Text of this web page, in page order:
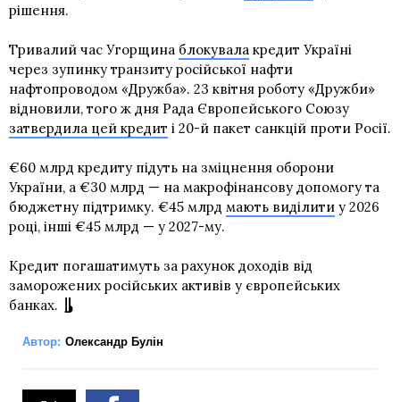
рішення.
Тривалий час Угорщина блокувала кредит Україні
через зупинку транзиту російської нафти
нафтопроводом «Дружба». 23 квітня роботу «Дружби»
відновили, того ж дня Рада Європейського Союзу
затвердила цей кредит і 20-й пакет санкцій проти Росії.
€60 млрд кредиту підуть на зміцнення оборони
України, а €30 млрд — на макрофінансову допомогу та
бюджетну підтримку. €45 млрд мають виділити у 2026
році, інші €45 млрд — у 2027-му.
Кредит погашатимуть за рахунок доходів від
заморожених російських активів у європейських
банках.
Автор: Олександр Булін